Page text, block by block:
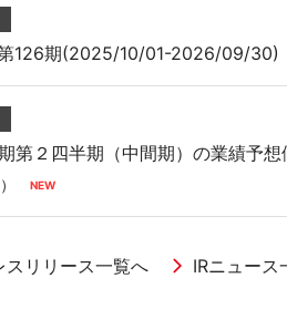
126期(2025/10/01-2026/09/30)
第２四半期（中間期）の業績予
スリリース一覧へ IRニュース